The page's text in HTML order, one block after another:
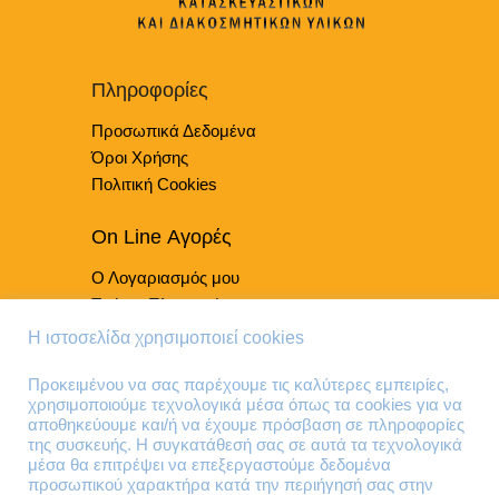
Πληροφορίες
Προσωπικά Δεδομένα
Όροι Χρήσης
Πολιτική Cookies
On Line Αγορές
Ο Λογαριασμός μου
Τρόποι Πληρωμής
Τρόποι Παράδοσης
Τηλέφωνα Επικοινωνίας
210 41 13 636
210 41 13 280
Η ιστοσελίδα χρησιμοποιεί cookies
Προκειμένου να σας παρέχουμε τις καλύτερες εμπειρίες,
χρησιμοποιούμε τεχνολογικά μέσα όπως τα cookies για να
αποθηκεύουμε και/ή να έχουμε πρόσβαση σε πληροφορίες
της συσκευής. Η συγκατάθεσή σας σε αυτά τα τεχνολογικά
μέσα θα επιτρέψει να επεξεργαστούμε δεδομένα
προσωπικού χαρακτήρα κατά την περιήγησή σας στην